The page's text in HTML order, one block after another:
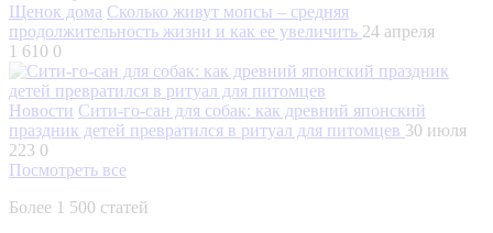
Щенок дома Сколько живут мопсы – средняя
продолжительность жизни и как ее увеличить 24 апреля
1 610 0
Новости Сити-го-сан для собак: как древний японский
праздник детей превратился в ритуал для питомцев 30 июля
223 0
Посмотреть все
Более 1 500 статей